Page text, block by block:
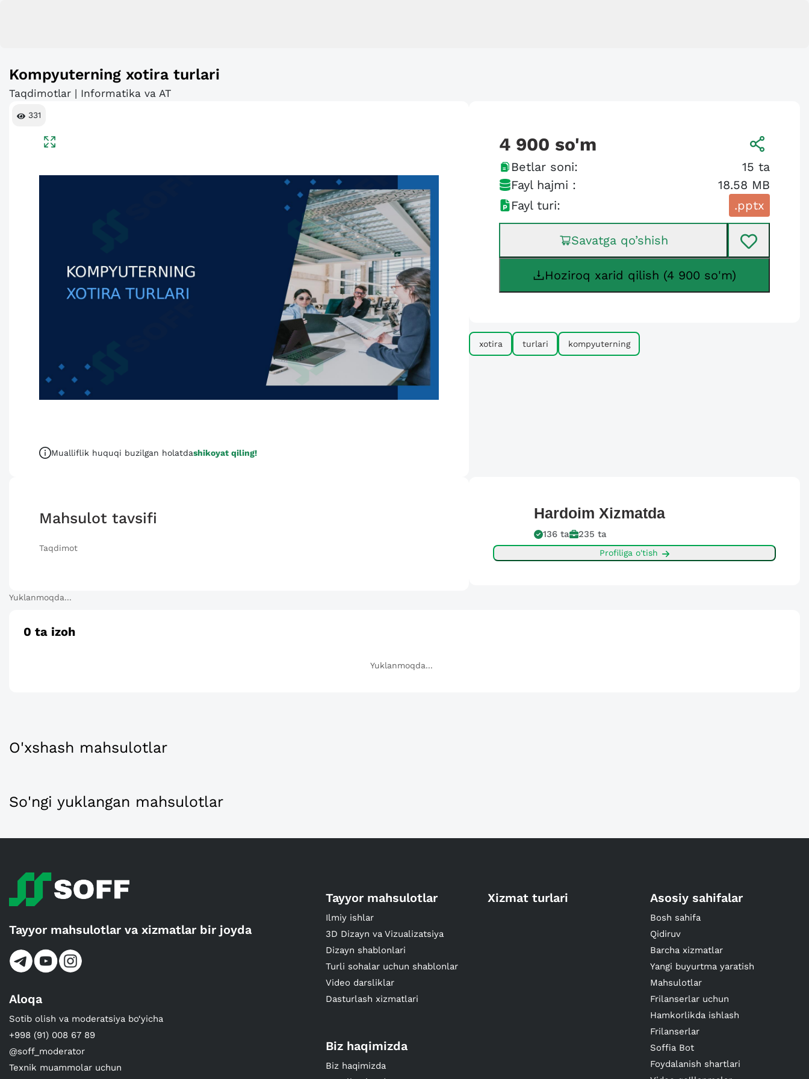
Kompyuterning xotira turlari
Taqdimotlar | Informatika va AT
331
Mualliflik huquqi buzilgan holatdashikoyat qiling!
4 900 so'm
Betlar soni: 15 ta
Fayl hajmi :
18.58 MB
Fayl turi:
.pptx
Savatga qo’shish
Hoziroq xarid qilish (4 900 so'm)
xotira turlari kompyuterning
Mahsulot tavsifi
Taqdimot
Hardoim Xizmatda
136 ta 235 ta
Profiliga o'tish
Yuklanmoqda...
0 ta izoh
Yuklanmoqda...
O'xshash mahsulotlar
So'ngi yuklangan mahsulotlar
Tayyor mahsulotlar va xizmatlar bir joyda
Aloqa
Sotib olish va moderatsiya bo‘yicha
+998 (91) 008 67 89
@soff_moderator
Texnik muammolar uchun
Tayyor mahsulotlar
Ilmiy ishlar
3D Dizayn va Vizualizatsiya
Dizayn shablonlari
Turli sohalar uchun shablonlar
Video darsliklar
Dasturlash xizmatlari
Xizmat turlari Asosiy sahifalar
Bosh sahifa
Qidiruv
Barcha xizmatlar
Yangi buyurtma yaratish
Mahsulotlar
Frilanserlar uchun
Hamkorlikda ishlash
Frilanserlar
Soffia Bot
Foydalanish shartlari
Biz haqimizda
Biz haqimizda